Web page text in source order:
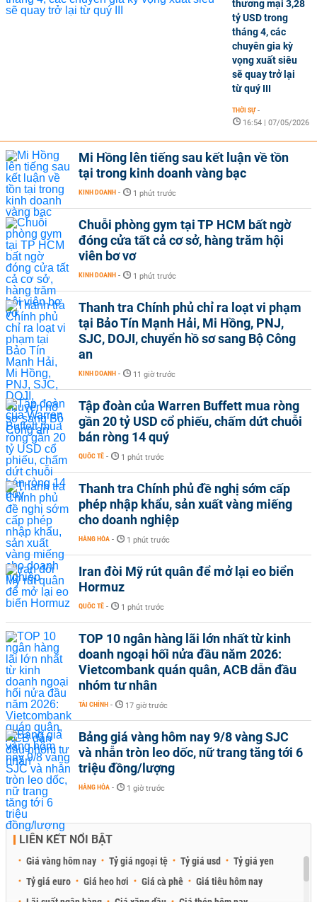
thương mại 3,28
tỷ USD trong
tháng 4, các
chuyên gia kỳ
vọng xuất siêu
sẽ quay trở lại
từ quý III
THỜI SỰ -
16:54 | 07/05/2026
Mi Hồng lên tiếng sau kết luận về tồn
tại trong kinh doanh vàng bạc
KINH DOANH - 1 phút trước
Chuỗi phòng gym tại TP HCM bất ngờ
đóng cửa tất cả cơ sở, hàng trăm hội
viên bơ vơ
KINH DOANH - 1 phút trước
Thanh tra Chính phủ chỉ ra loạt vi phạm
tại Bảo Tín Mạnh Hải, Mi Hồng, PNJ,
SJC, DOJI, chuyển hồ sơ sang Bộ Công
an
KINH DOANH - 11 giờ trước
Tập đoàn của Warren Buffett mua ròng
gần 20 tỷ USD cổ phiếu, chấm dứt chuỗi
bán ròng 14 quý
QUỐC TẾ - 1 phút trước
Thanh tra Chính phủ đề nghị sớm cấp
phép nhập khẩu, sản xuất vàng miếng
cho doanh nghiệp
HÀNG HÓA - 1 phút trước
Iran đòi Mỹ rút quân để mở lại eo biển
Hormuz
QUỐC TẾ - 1 phút trước
TOP 10 ngân hàng lãi lớn nhất từ kinh
doanh ngoại hối nửa đầu năm 2026:
Vietcombank quán quân, ACB dẫn đầu
nhóm tư nhân
TÀI CHÍNH - 17 giờ trước
Bảng giá vàng hôm nay 9/8 vàng SJC
và nhẫn tròn leo dốc, nữ trang tăng tới 6
triệu đồng/lượng
HÀNG HÓA - 1 giờ trước
LIÊN KẾT NỔI BẬT
Giá vàng hôm nay Tỷ giá ngoại tệ Tỷ giá usd
Tỷ giá yen
Tỷ giá euro
Giá heo hơi Giá cà phê
Giá tiêu hôm nay